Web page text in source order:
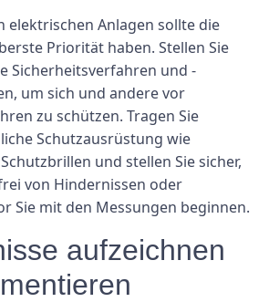
elektrischen Anlagen sollte die
Priorität haben. Stellen Sie
Sicherheitsverfahren und -
um sich und andere vor
zu schützen. Tragen Sie
Schutzausrüstung wie
und stellen Sie sicher,
von Hindernissen oder
Sie mit den Messungen beginnen.
aufzeichnen